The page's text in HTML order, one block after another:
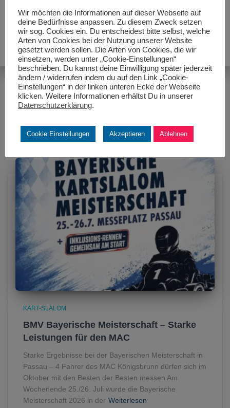
KART-SLALOM
BMV Bayerische Meisterschaft – Starke
Leistungen für den MAC
Starke Ergebnisse bei der Bayerischen Meisterschaft in
Passau – 4 Fahrer des MAC Königsbrunn dürfen sich im
Oktober mit den Besten der Besten messen Am
Wochenende 25./26. Juli wurde die Bayerische
Meisterschaft 2026 in der Weiterlesen
Wir möchten die Informationen auf dieser Webseite auf
deine Bedürfnisse anpassen. Zu diesem Zweck setzen
wir sog. Cookies ein. Du entscheidest bitte selbst, welche
Arten von Cookies bei der Nutzung unserer Website
gesetzt werden sollen. Die Arten von Cookies, die wir
einsetzen, werden unter „Cookie-Einstellungen“
beschrieben. Du kannst deine Einwilligung später jederzeit
ändern / widerrufen indem du auf den Link „Cookie-
Einstellungen“ in der linken unteren Ecke der Webseite
klicken. Weitere Informationen erhältst Du in unserer
Datenschutzerklärung.
Cookie Einstellungen Akzeptieren Ablehnen